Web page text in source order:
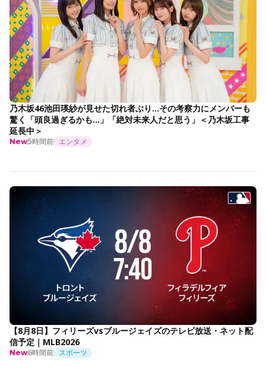
乃木坂46池田瑛紗が見せた切れ者ぶり…その考察力にメンバーも
驚く「頭良過ぎるかも…」「絶対未来人だと思う」＜乃木坂工事
延長中＞
New5時間前 エンタメ
【8月8日】フィリーズvsブルージェイズのテレビ放送・ネット配
信予定｜MLB2026
New6時間前 スポーツ